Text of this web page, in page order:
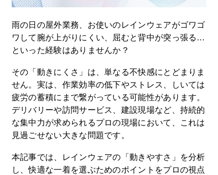
雨の日の屋外業務、お使いのレインウェアがゴワゴ
ワして腕が上がりにくい、屈むと背中が突っ張る…
といった経験はありませんか？
その「動きにくさ」は、単なる不快感にとどまりま
せん。実は、作業効率の低下やストレス、しいては
疲労の蓄積にまで繋がっている可能性があります。
デリバリーや訪問サービス、建設現場など、持続的
な集中力が求められるプロの現場において、これは
見過ごせない大きな問題です。
本記事では、レインウェアの「動きやすさ」を分析
し、快適な一着を選ぶためのポイントをプロの視点